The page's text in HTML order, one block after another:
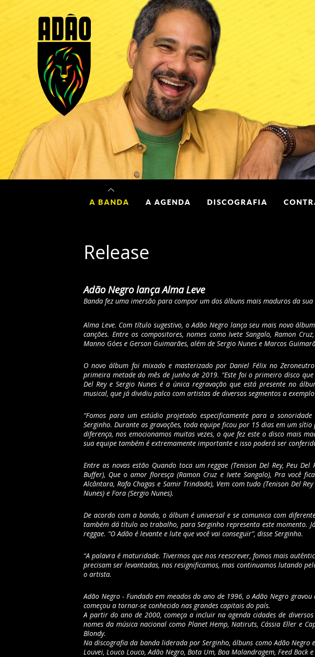
A BANDA A AGENDA DISCOGRAFIA
Release
Adão Negro lança Alma Leve
Banda fez uma imersão para compor um dos álbuns mais maduros da
Alma Leve. Com título sugestivo, o Adão Negro lança seu mais novo
canções. Entre os compositores, nomes como Ivete Sangalo, Ramon
Manno Góes e Gerson Guimarães, além de Sergio Nunes e Marcos
O novo álbum foi mixado e masterizado por Daniel Félix no
primeira metade do mês de junho de 2019. “Este foi o primeiro disco
Del Rey e Sergio Nunes é a única regravação que está presente no
musical, que já dividiu palco com artistas de diversos segmentos a
“Fomos para um estúdio projetado especificamente para a
Serginho. Durante as gravações, toda equipe ficou por 15 dias em um
diferença, nos emocionamos muitas vezes, o que fez este o disco mais
sua equipe também é extremamente importante e isso poderá ser
Entre as novas estão Quando toca um reggae (Tenison Del Rey, Peu
Buffer), Que o amor floresça (Ramon Cruz e Ivete Sangalo), Pra você
Alcântara, Rafa Chagas e Samir Trindade), Vem com tudo (Tenison Del
Nunes) e Fora (Sergio Nunes).
De acordo com a banda, o álbum é universal e se comunica com
também dá título ao trabalho, para Serginho representa este momento.
reggae. “O Adão é levante e lute que você vai conseguir”, disse Serginho.
“A palavra é maturidade. Tivermos que nos reescrever, fomos mais
precisam ser levantadas, nos resignificamos, mas continuamos lutando
o artista.
Adão Negro - Fundado em meados do ano de 1996, o Adão Negro
começou a tornar-se conhecido nas grandes capitais do país.
A partir do ano de 2000, começa a incluir na agenda cidades de
nomes da música nacional como Planet Hemp, Natiruts, Cássia Eller e
Blondy.
Na discografia da banda liderada por Serginho, álbuns como Adão Negro
Louvei, Louco Louco, Adão Negro, Bota Um, Boa Malandragem, Feed Back